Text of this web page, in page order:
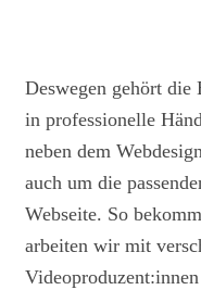
Deswegen gehört die
in professionelle
neben dem
auch um die
Webseite. So
arbeiten wir mit